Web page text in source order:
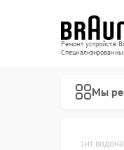
Ремонт устройств
Мы
Ремонт